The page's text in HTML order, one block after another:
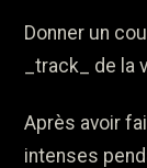
Donner un
_track_ de la
Après avoir
intenses